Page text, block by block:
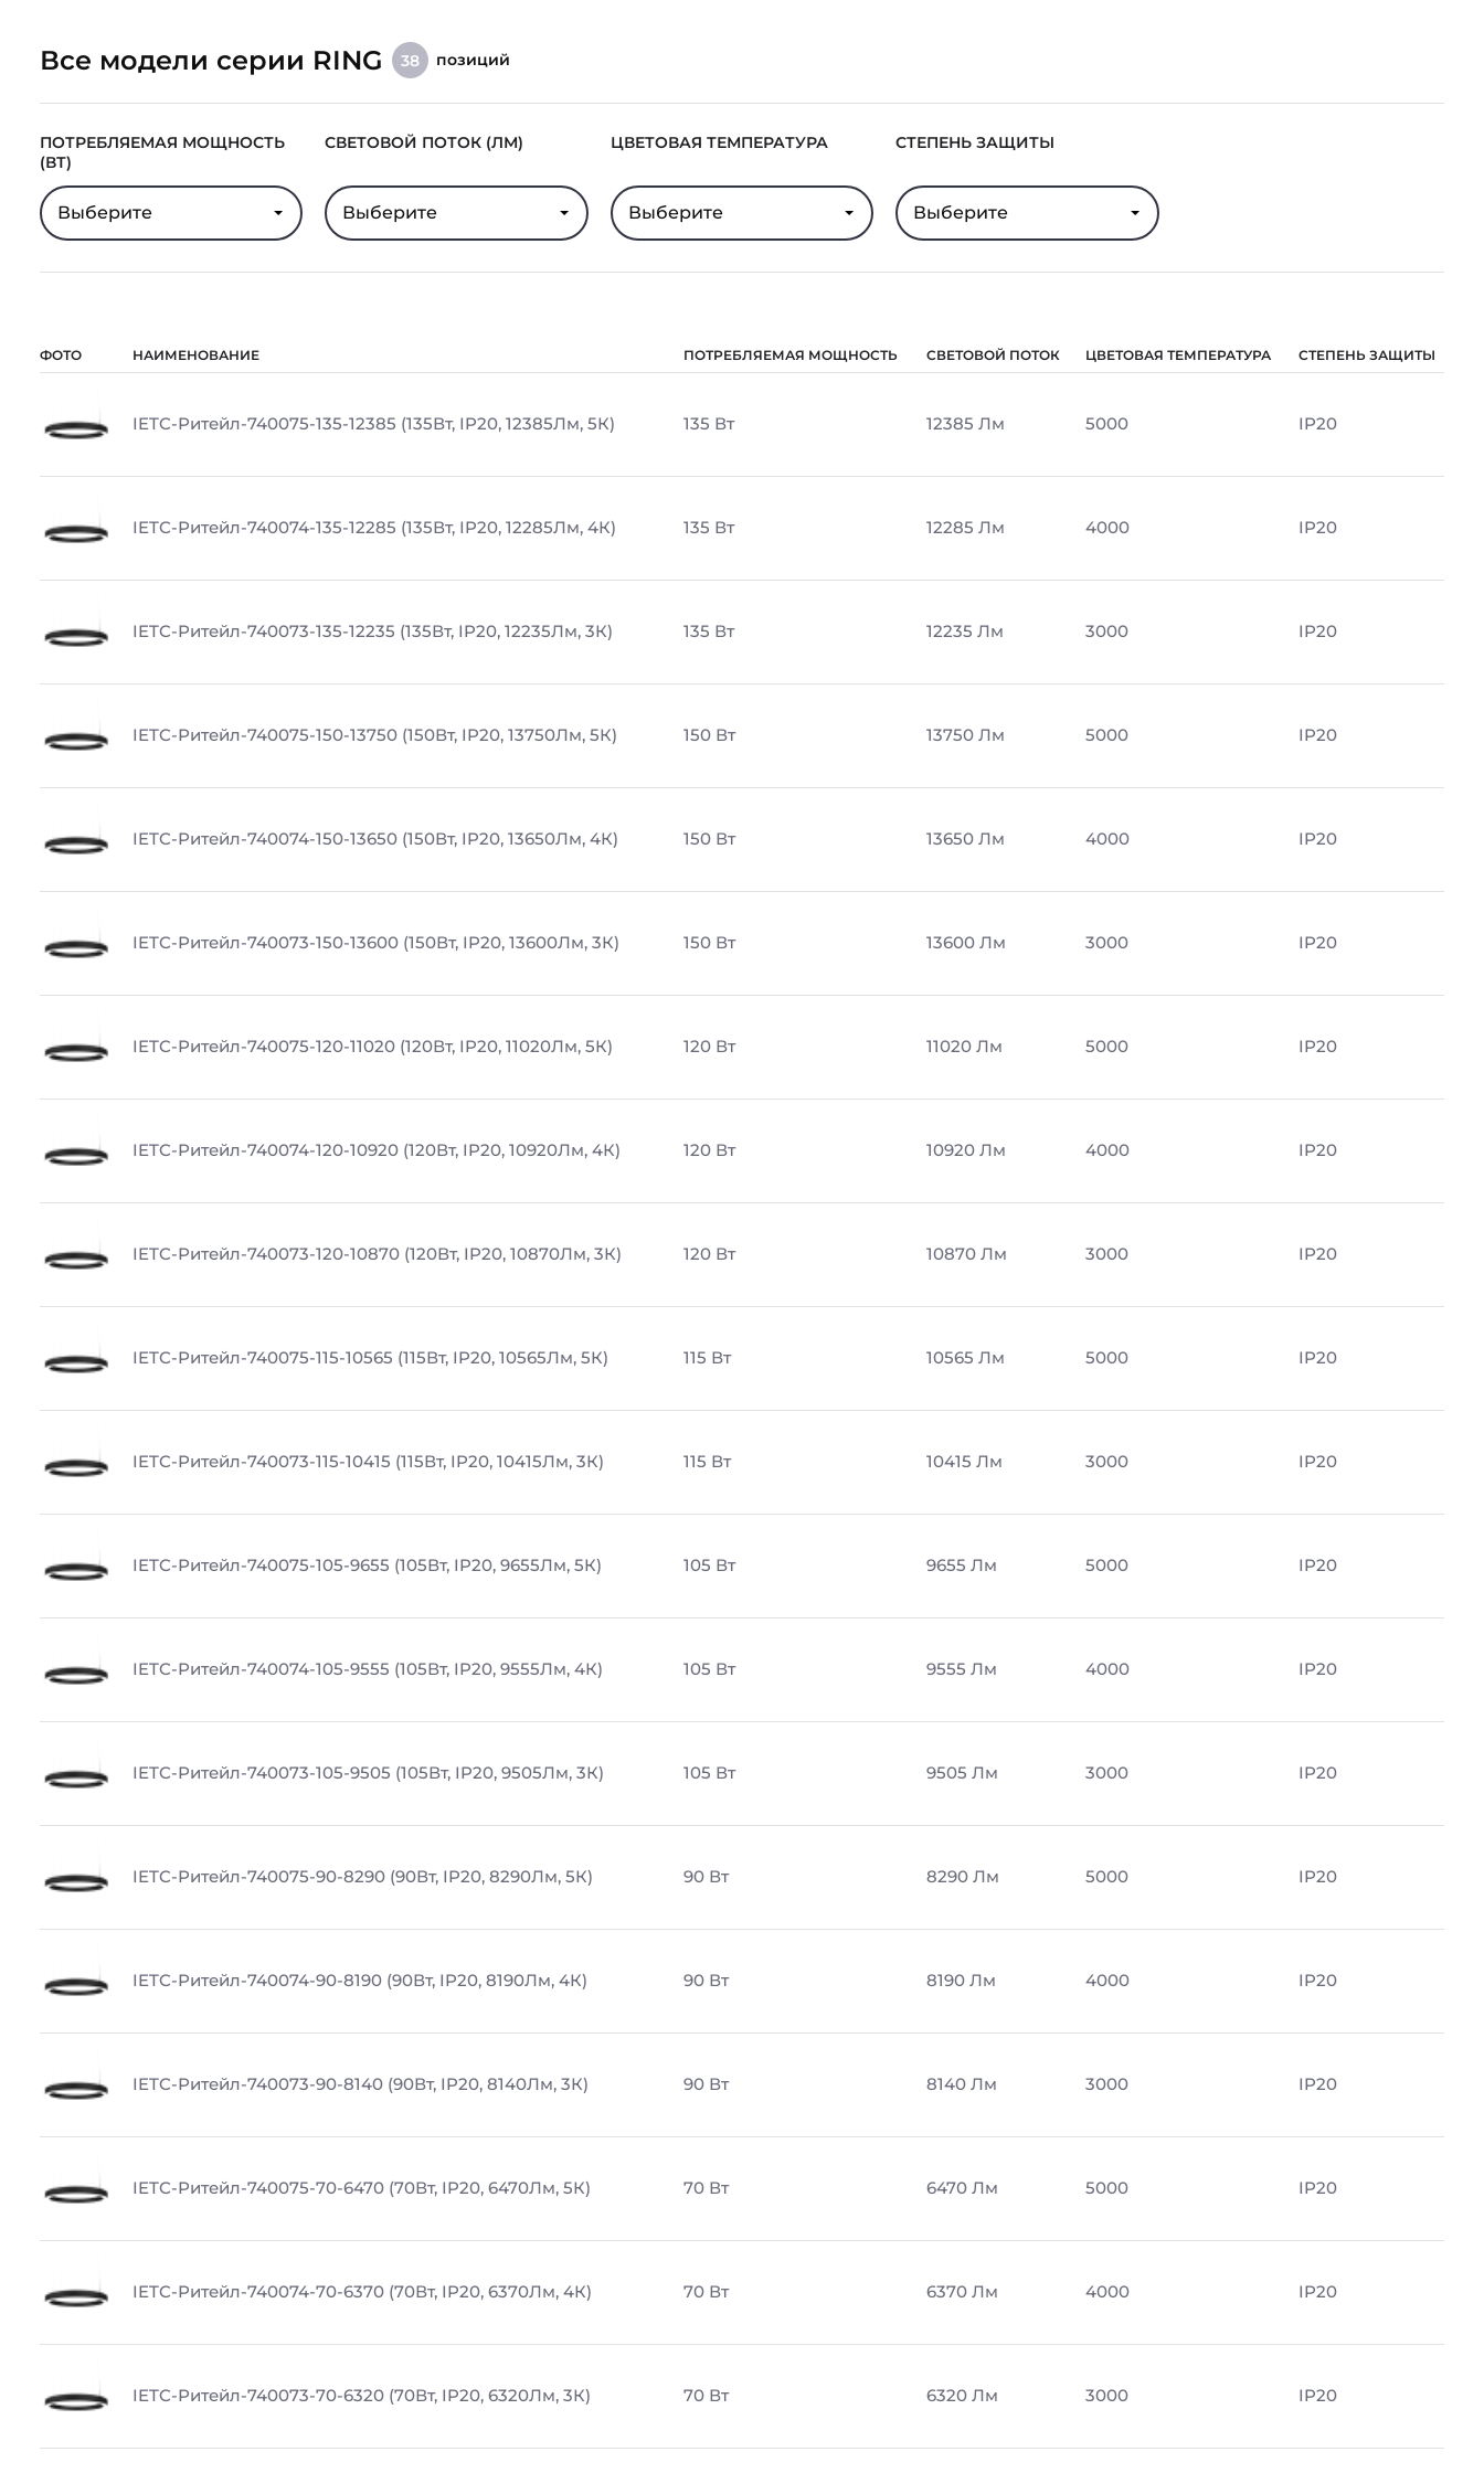
Все модели серии RING 38 позиций
ПОТРЕБЛЯЕМАЯ МОЩНОСТЬ
(ВТ)
Выберите
СВЕТОВОЙ ПОТОК (ЛМ)
Выберите
ЦВЕТОВАЯ ТЕМПЕРАТУРА
Выберите
СТЕПЕНЬ ЗАЩИТЫ
Выберите
ФОТО НАИМЕНОВАНИЕ ПОТРЕБЛЯЕМАЯ МОЩНОСТЬ СВЕТОВОЙ ПОТОК ЦВЕТОВАЯ ТЕМПЕРАТУРА СТЕПЕНЬ ЗАЩИТЫ
IETC-Ритейл-740075-135-12385 (135Вт, IP20, 12385Лм, 5К) 135 Вт 12385 Лм 5000 IP20
IETC-Ритейл-740074-135-12285 (135Вт, IP20, 12285Лм, 4К) 135 Вт 12285 Лм 4000 IP20
IETC-Ритейл-740073-135-12235 (135Вт, IP20, 12235Лм, 3К) 135 Вт 12235 Лм 3000 IP20
IETC-Ритейл-740075-150-13750 (150Вт, IP20, 13750Лм, 5К) 150 Вт 13750 Лм 5000 IP20
IETC-Ритейл-740074-150-13650 (150Вт, IP20, 13650Лм, 4К) 150 Вт 13650 Лм 4000 IP20
IETC-Ритейл-740073-150-13600 (150Вт, IP20, 13600Лм, 3К) 150 Вт 13600 Лм 3000 IP20
IETC-Ритейл-740075-120-11020 (120Вт, IP20, 11020Лм, 5К) 120 Вт 11020 Лм 5000 IP20
IETC-Ритейл-740074-120-10920 (120Вт, IP20, 10920Лм, 4К) 120 Вт 10920 Лм 4000 IP20
IETC-Ритейл-740073-120-10870 (120Вт, IP20, 10870Лм, 3К) 120 Вт 10870 Лм 3000 IP20
IETC-Ритейл-740075-115-10565 (115Вт, IP20, 10565Лм, 5К) 115 Вт 10565 Лм 5000 IP20
IETC-Ритейл-740073-115-10415 (115Вт, IP20, 10415Лм, 3К) 115 Вт 10415 Лм 3000 IP20
IETC-Ритейл-740075-105-9655 (105Вт, IP20, 9655Лм, 5К) 105 Вт 9655 Лм 5000 IP20
IETC-Ритейл-740074-105-9555 (105Вт, IP20, 9555Лм, 4К) 105 Вт 9555 Лм 4000 IP20
IETC-Ритейл-740073-105-9505 (105Вт, IP20, 9505Лм, 3К) 105 Вт 9505 Лм 3000 IP20
IETC-Ритейл-740075-90-8290 (90Вт, IP20, 8290Лм, 5К) 90 Вт 8290 Лм 5000 IP20
IETC-Ритейл-740074-90-8190 (90Вт, IP20, 8190Лм, 4К) 90 Вт 8190 Лм 4000 IP20
IETC-Ритейл-740073-90-8140 (90Вт, IP20, 8140Лм, 3К) 90 Вт 8140 Лм 3000 IP20
IETC-Ритейл-740075-70-6470 (70Вт, IP20, 6470Лм, 5К) 70 Вт 6470 Лм 5000 IP20
IETC-Ритейл-740074-70-6370 (70Вт, IP20, 6370Лм, 4К) 70 Вт 6370 Лм 4000 IP20
IETC-Ритейл-740073-70-6320 (70Вт, IP20, 6320Лм, 3К) 70 Вт 6320 Лм 3000 IP20